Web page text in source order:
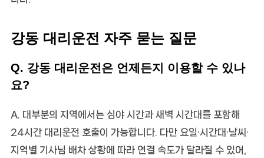
강동 대리운전 자주 묻는 질문
Q. 강동 대리운전은 언제든지 이용할 수 있나
요?
A. 대부분의 지역에서는 심야 시간과 새벽 시간대를 포함해
24시간 대리운전 호출이 가능합니다. 다만 요일·시간대·날씨·
지역별 기사님 배차 상황에 따라 연결 속도가 달라질 수 있어,